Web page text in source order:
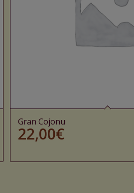
Gran Cojonu
22,00€